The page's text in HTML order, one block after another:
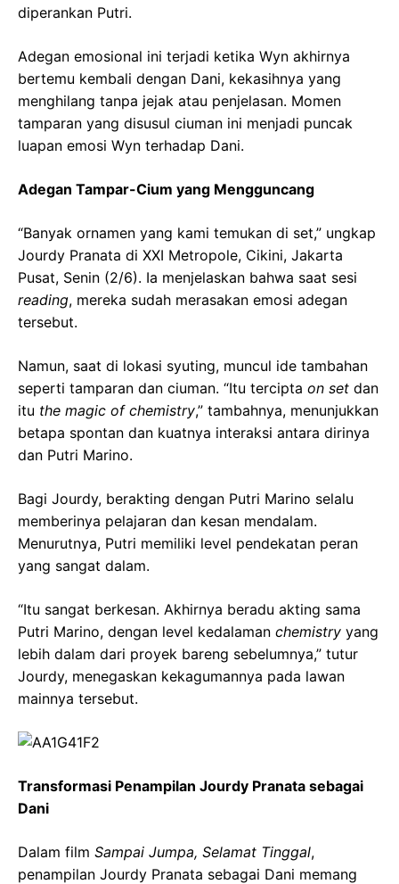
diperankan Putri.
Adegan emosional ini terjadi ketika Wyn akhirnya
bertemu kembali dengan Dani, kekasihnya yang
menghilang tanpa jejak atau penjelasan. Momen
tamparan yang disusul ciuman ini menjadi puncak
luapan emosi Wyn terhadap Dani.
Adegan Tampar-Cium yang Mengguncang
“Banyak ornamen yang kami temukan di set,” ungkap
Jourdy Pranata di XXI Metropole, Cikini, Jakarta
Pusat, Senin (2/6). Ia menjelaskan bahwa saat sesi
reading, mereka sudah merasakan emosi adegan
tersebut.
Namun, saat di lokasi syuting, muncul ide tambahan
seperti tamparan dan ciuman. “Itu tercipta on set dan
itu the magic of chemistry,” tambahnya, menunjukkan
betapa spontan dan kuatnya interaksi antara dirinya
dan Putri Marino.
Bagi Jourdy, berakting dengan Putri Marino selalu
memberinya pelajaran dan kesan mendalam.
Menurutnya, Putri memiliki level pendekatan peran
yang sangat dalam.
“Itu sangat berkesan. Akhirnya beradu akting sama
Putri Marino, dengan level kedalaman chemistry yang
lebih dalam dari proyek bareng sebelumnya,” tutur
Jourdy, menegaskan kekagumannya pada lawan
mainnya tersebut.
Transformasi Penampilan Jourdy Pranata sebagai
Dani
Dalam film Sampai Jumpa, Selamat Tinggal,
penampilan Jourdy Pranata sebagai Dani memang